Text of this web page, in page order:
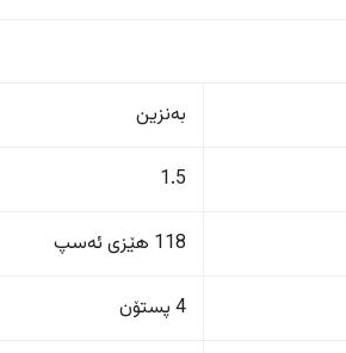
بەنزین
1.5
118 هێزی ئەسپ
4 پستۆن